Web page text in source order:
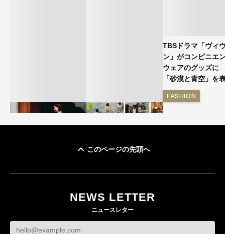
ケットなど7型を発売
をラインナップ
TBSドラマ「ヴィ
ン」がコンビニエ
ウェアのグッズ
「砂漠と青空」を
FASHION
このページの先頭へ
NEWS LETTER
ニュースレター